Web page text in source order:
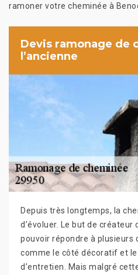
ramoner votre cheminée à
Devis ramonage de
l’ancienne
Depuis très longtemps, la
d’évoluer. Le but de créateur
pouvoir répondre à plusieurs
comme le côté décoratif et le
d’entretien. Mais malgré